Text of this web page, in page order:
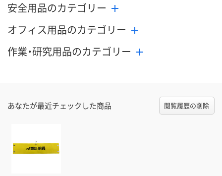
安全用品のカテゴリー
オフィス用品のカテゴリー
作業・研究用品のカテゴリー
あなたが最近チェックした商品 閲覧履歴の削除